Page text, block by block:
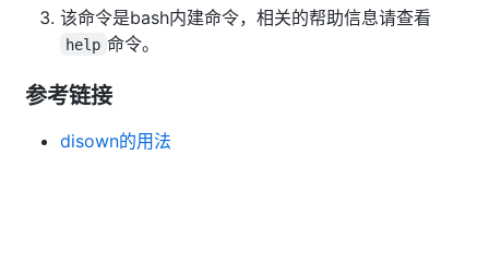
该命令是bash内建命令，相关的帮助信息请查看
help 命令。
参考链接
disown的用法